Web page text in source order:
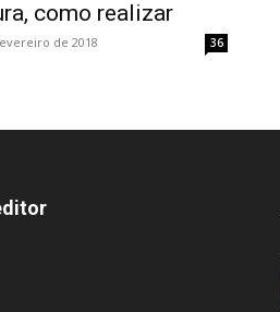
como realizar
de 2018 36